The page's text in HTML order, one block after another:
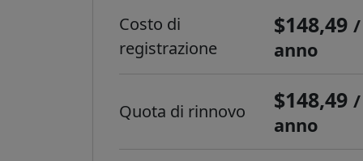
Costo di
registrazione
$148,49/
anno
Quota di rinnovo $148,49/
anno